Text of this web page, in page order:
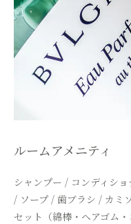
ルームアメニティ
シャンプー / コンディシ
/ ソープ / 歯ブラシ / カミ
セット（綿棒・ヘアゴム